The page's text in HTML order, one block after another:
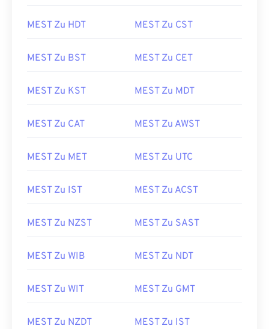
MEST Zu HDT MEST Zu CST
MEST Zu BST MEST Zu CET
MEST Zu KST MEST Zu MDT
MEST Zu CAT MEST Zu AWST
MEST Zu MET MEST Zu UTC
MEST Zu IST MEST Zu ACST
MEST Zu NZST MEST Zu SAST
MEST Zu WIB MEST Zu NDT
MEST Zu WIT MEST Zu GMT
MEST Zu NZDT MEST Zu IST